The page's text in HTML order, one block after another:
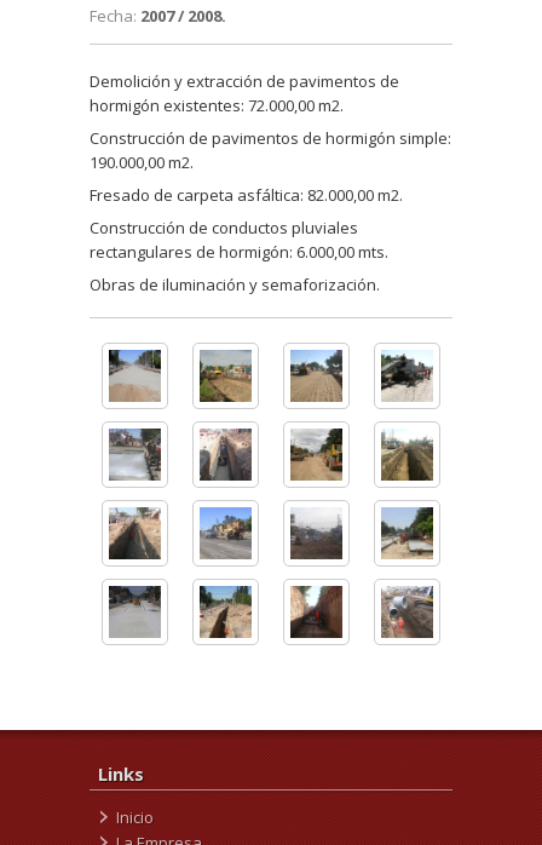
Fecha: 2007 / 2008.
Demolición y extracción de pavimentos de
hormigón existentes: 72.000,00 m2.
Construcción de pavimentos de hormigón simple:
190.000,00 m2.
Fresado de carpeta asfáltica: 82.000,00 m2.
Construcción de conductos pluviales
rectangulares de hormigón: 6.000,00 mts.
Obras de iluminación y semaforización.
Links
Inicio